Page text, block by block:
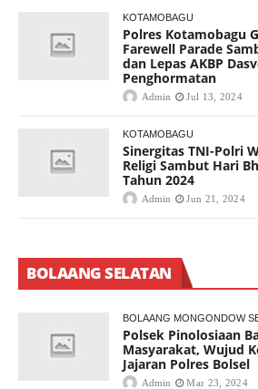
KOTAMOBAGU
Polres Kotamobagu
Farewell Parade
dan Lepas AKBP
Penghormatan
Admin Jul 13, 2024
KOTAMOBAGU
Sinergitas TNI-Polri
Religi Sambut Hari
Tahun 2024
Admin Jun 21, 2024
BOLAANG SELATAN
BOLAANG MONGONDOW
Polsek Pinolosiaan
Masyarakat, Wujud
Jajaran Polres Bolsel
Admin Mar 23, 2024